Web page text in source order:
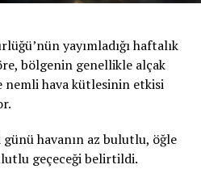
yayımladığı haftalık
bölgenin genellikle alçak
nemli hava kütlesinin etkisi
havanın az bulutlu, öğle
geçeceği belirtildi.